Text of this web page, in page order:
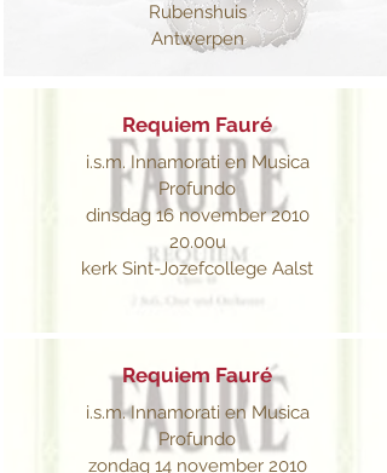
Rubenshuis
Antwerpen
Requiem Fauré
i.s.m. Innamorati en Musica
Profundo
dinsdag 16 november 2010
20.00u
kerk Sint-Jozefcollege Aalst
Requiem Fauré
i.s.m. Innamorati en Musica
Profundo
zondag 14 november 2010